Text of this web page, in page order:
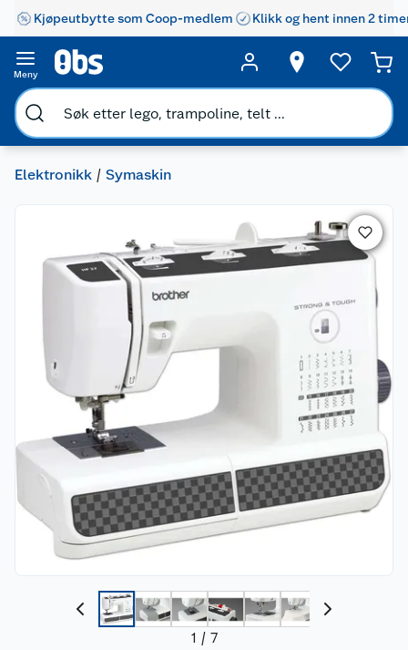
Kjøpeutbytte som Coop-medlem Klikk og hent innen 2
Meny
Elektronikk Symaskin
1 / 7